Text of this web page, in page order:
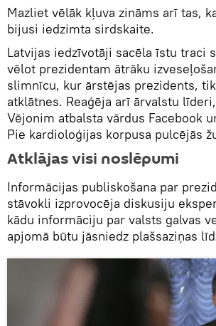
Mazliet vēlāk kļuva zināms arī tas,
bijusi iedzimta sirdskaite.
Latvijas iedzīvotāji sacēla īstu traci
vēlot prezidentam ātrāku
slimnīcu, kur ārstējas prezidents,
atklātnes. Reaģēja arī ārvalstu
Vējonim atbalsta vārdus Facebook
Pie kardioloģijas korpusa pulcējās
Atklājas visi noslēpumi
Informācijas publiskošana par
stāvokli izprovocēja diskusiju
kādu informāciju par valsts galvas
apjomā būtu jāsniedz plašsaziņas